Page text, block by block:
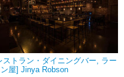
ストラン・ダイニングバー, ラー
ン屋] Jinya Robson